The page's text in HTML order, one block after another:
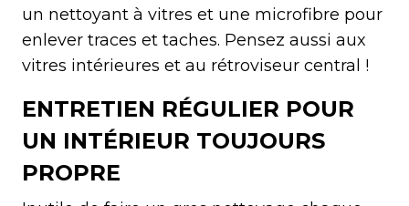
un nettoyant à vitres et une microfibre pour
enlever traces et taches. Pensez aussi aux
vitres intérieures et au rétroviseur central !
ENTRETIEN RÉGULIER POUR
UN INTÉRIEUR TOUJOURS
PROPRE